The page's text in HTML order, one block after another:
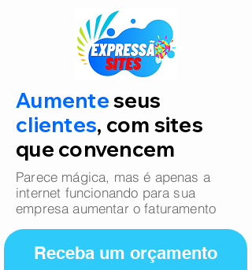
Aumenteseus
clientes, com sites
que convencem
Parece mágica, mas é apenas a
internet funcionando para sua
empresa aumentar o faturamento
Receba um orçamento